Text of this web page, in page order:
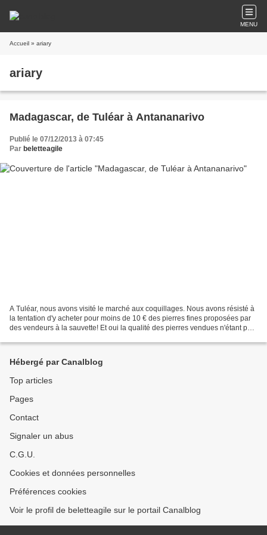
MENU
Accueil » ariary
ariary
Madagascar, de Tuléar à Antananarivo
Publié le 07/12/2013 à 07:45
Par beletteagile
A Tuléar, nous avons visité le marché aux coquillages. Nous avons résisté à
la tentation d'y acheter pour moins de 10 € des pierres fines proposées par
des vendeurs à la sauvette! Et oui la qualité des pierres vendues n'étant pas
Hébergé par Canalblog
Top articles
Pages
Contact
Signaler un abus
C.G.U.
Cookies et données personnelles
Préférences cookies
Voir le profil de beletteagile sur le portail Canalblog